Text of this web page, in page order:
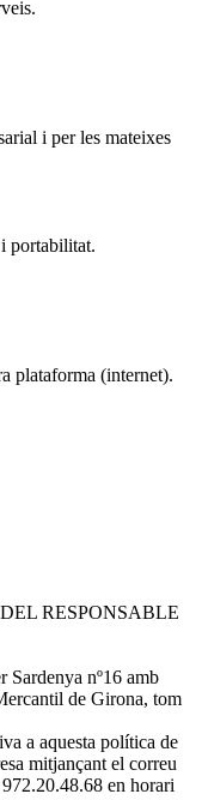
i per les mateixes
portabilitat.
plataforma (internet).
RESPONSABLE
nº16 amb
de Girona, tom
a aquesta política de
mitjançant el correu
en horari